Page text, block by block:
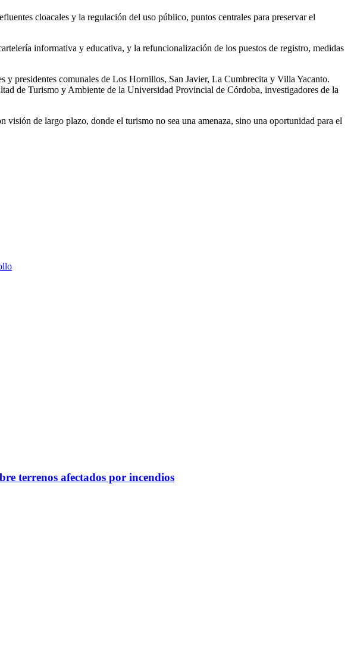
cloacales y la regulación del uso público, puntos centrales para preservar el
informativa y educativa, y la refuncionalización de los puestos de registro, medidas
y presidentes comunales de Los Hornillos, San Javier, La Cumbrecita y Villa Yacanto.
de Turismo y Ambiente de la Universidad Provincial de Córdoba, investigadores de la
de largo plazo, donde el turismo no sea una amenaza, sino una oportunidad para el
terrenos afectados por incendios